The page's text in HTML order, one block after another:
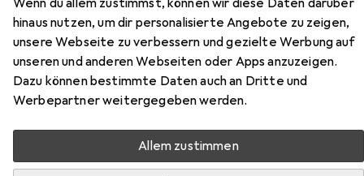
Wenn du allem zustimmst, können wir diese Daten darüber
hinaus nutzen, um dir personalisierte Angebote zu zeigen,
unsere Webseite zu verbessern und gezielte Werbung auf
unseren und anderen Webseiten oder Apps anzuzeigen.
Dazu können bestimmte Daten auch an Dritte und
Werbepartner weitergegeben werden.
Allem zustimmen
Steckverbinder-Set EPIC®KIT H-
A 3 75009608 3 + PE Schrauben 1
Set
Hier findest du passendes Zubehör zum Produkt Lapp
Kabel Steckverbinder-Set EPIC®KIT H-A 3 75009608 3 +
PE Schrauben 1 Set aus der Kategorie Elektronikkabel +
Stecker.